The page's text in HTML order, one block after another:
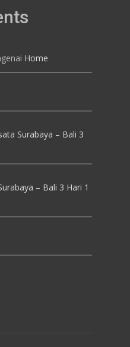
Home
Surabaya – Bali 3
– Bali 3 Hari 1